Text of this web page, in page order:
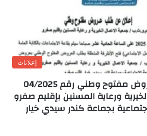
إعلانات
إعلان عن طلب عروض مفتوح وطني رقم 04/2025
ورعاية المسنين بإقليم صفرو
بجماعة كندر سيدي خيار